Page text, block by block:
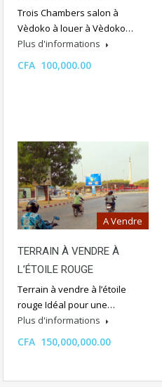
Trois Chambers salon à
Vèdoko à louer à Vèdoko…
Plus d'informations
CFA 100,000.00
A Vendre
TERRAIN À VENDRE À
L’ÉTOILE ROUGE
Terrain à vendre à l’étoile
rouge Idéal pour une…
Plus d'informations
CFA 150,000,000.00